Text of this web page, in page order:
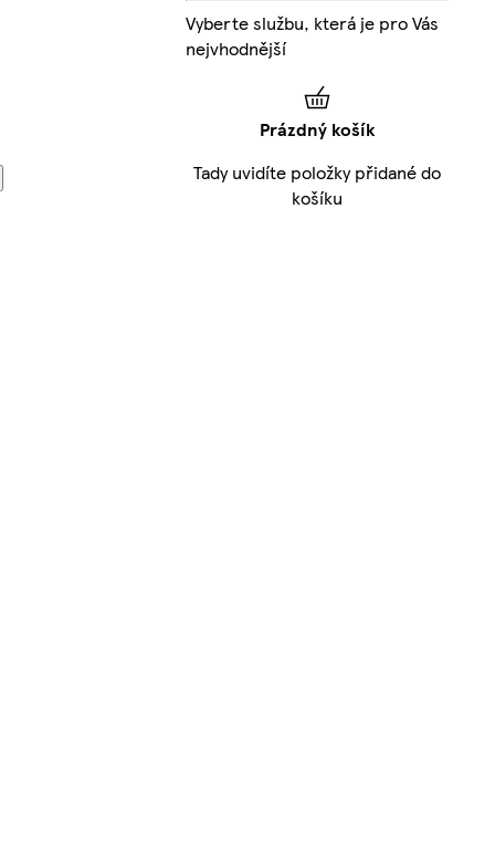
Vyberte službu, která je pro Vás
nejvhodnější
Prázdný košík
Tady uvidíte položky přidané do
košíku